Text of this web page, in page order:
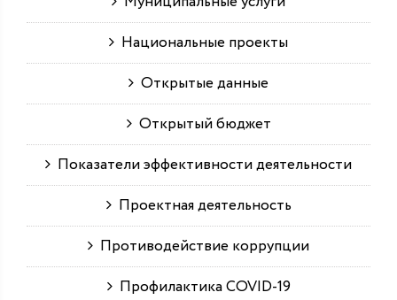
Национальные проекты
Открытые данные
Открытый бюджет
Показатели эффективности деятельности
Проектная деятельность
Противодействие коррупции
Профилактика COVID-19